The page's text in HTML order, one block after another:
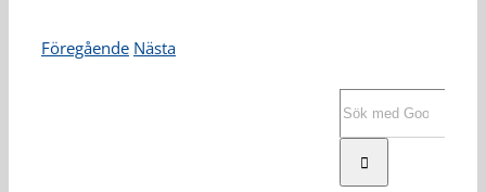
Föregående Nästa